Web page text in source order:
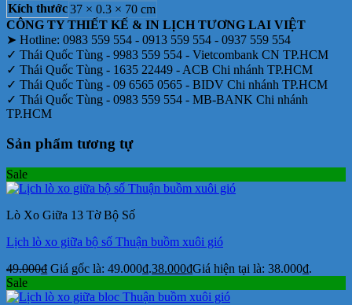
Kích thước37 × 0.3 × 70 cm
CÔNG TY THIẾT KẾ & IN LỊCH TƯƠNG LAI VIỆT
➤ Hotline: 0983 559 554 - 0913 559 554 - 0937 559 554
✓ Thái Quốc Tùng - 9983 559 554 - Vietcombank CN TP.HCM
✓ Thái Quốc Tùng - 1635 22449 - ACB Chi nhánh TP.HCM
✓ Thái Quốc Tùng - 09 6565 0565 - BIDV Chi nhánh TP.HCM
✓ Thái Quốc Tùng - 0983 559 554 - MB-BANK Chi nhánh
TP.HCM
Sản phẩm tương tự
Sale
Lò Xo Giữa 13 Tờ Bộ Số
Lịch lò xo giữa bộ số Thuận buồm xuôi gió
49.000₫ Giá gốc là: 49.000₫.38.000₫Giá hiện tại là: 38.000₫.
Sale